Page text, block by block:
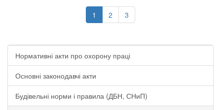
1 2 3
Нормативні акти про охорону праці
Основні законодавчі акти
Будівельні норми і правила (ДБН, СНиП)